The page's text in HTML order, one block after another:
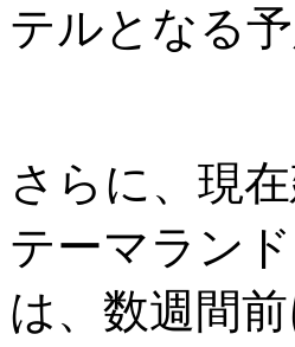
テルとなる予
さらに、現
テーマラン
は、数週間